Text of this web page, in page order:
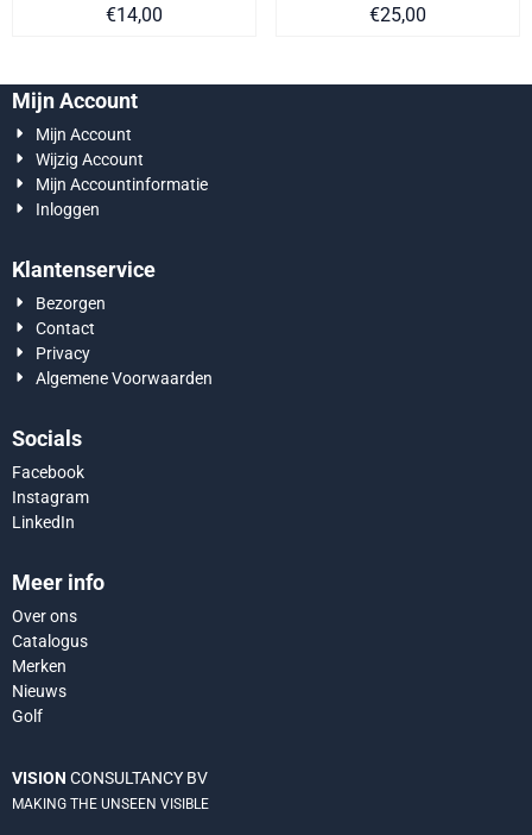
Prijs op aanvraag
€14,00 Prijs op
€25,00
Mijn Account
Mijn Account
Wijzig Account
Mijn Accountinformatie
Inloggen
Klantenservice
Bezorgen
Contact
Privacy
Algemene Voorwaarden
Socials
Facebook
Instagram
LinkedIn
Meer info
Over ons
Catalogus
Merken
Nieuws
Golf
VISION CONSULTANCY BV
MAKING THE UNSEEN VISIBLE